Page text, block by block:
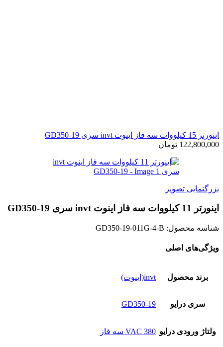
اينورتر 15 کیلووات سه فاز اینوت invt سری GD350-19
122,800,000 تومان
بزرگنمایی تصویر
اينورتر 11 کیلووات سه فاز اینوت invt سری GD350-19
شناسه محصول: GD350-19-011G-4-B
ویژگی‌های اصلی
برند محصول invt(اینوت)
سری درایو GD350-19
ولتاژ ورودی درایو 380 VAC سه فاز